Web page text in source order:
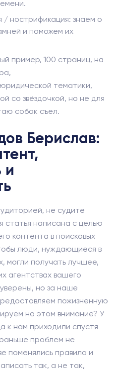
/ нострификация: знаем о
и поможем их
пример, 100 страниц, на
тематики,
со звёздочкой, но не для
собак съел.
Берислав:
и
не судите
статья написана с целью
контента в поисковых
люди, нуждающиеся в
могли получать лучшее,
агентствах вашего
но за наше
пожизненную
на этом внимание? У
к нам приходили спустя
проблем не
поменялись правила и
так, а не так,